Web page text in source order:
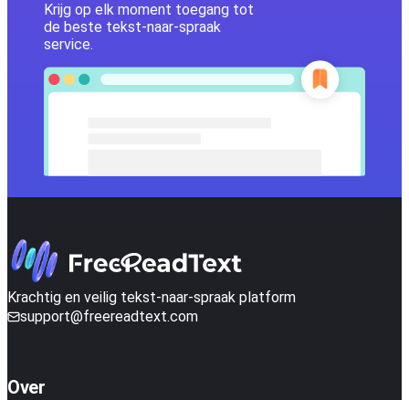
Krijg op elk moment toegang tot
de beste tekst-naar-spraak
service.
Krachtig en veilig tekst-naar-spraak platform
support@freereadtext.com
Over